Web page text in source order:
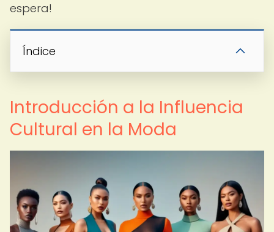
espera!
Índice
Introducción a la Influencia
Cultural en la Moda